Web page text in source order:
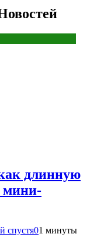
длинную
мини-
спустя01 минуты